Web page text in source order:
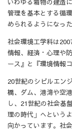
いわゆる箱物の建造
管理を基本とする循
められるようになっ
社会環境工学科は
情報、経済・心理や
ース』と『環境情報
20世紀のシビルエン
橋、ダム、港湾や空
し、21世紀の社会基
理の時代」へという
向かっています。社